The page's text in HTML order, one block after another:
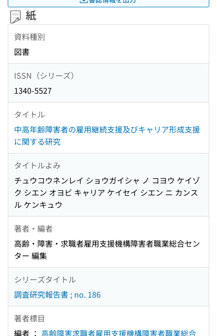
紙
資料種別
図書
ISSN（シリーズ）
1340-5527
タイトル
中高年齢障害者の雇用継続支援及びキャリア形成支援
に関する研究
タイトルよみ
チュウコウネンレイ ショウガイシャ ノ コヨウ ケイゾ
ク シエン オヨビ キャリア ケイセイ シエン ニ カンス
ル ケンキュウ
著者・編者
高齢・障害・求職者雇用支援機構障害者職業総合セン
ター 編集
シリーズタイトル
調査研究報告書 ; no. 186
著者標目
編者 ： 高齢障害求職者雇用支援機構障害者職業総合